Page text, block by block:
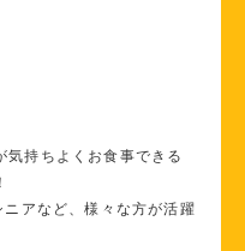
気持ちよくお食事できる
アなど、様々な方が活躍